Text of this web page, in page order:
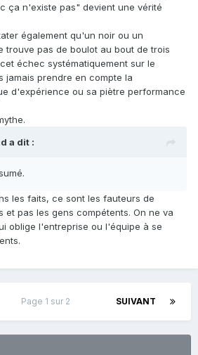
ça n'existe pas" devient une vérité
également qu'un noir ou un
trouve pas de boulot au bout de trois
échec systématiquement sur le
jamais prendre en compte la
d'expérience ou sa piètre performance
a dit :
les faits, ce sont les fauteurs de
et pas les gens compétents. On ne va
oblige l'entreprise ou l'équipe à se
SUIVANT
Page 1 sur 2